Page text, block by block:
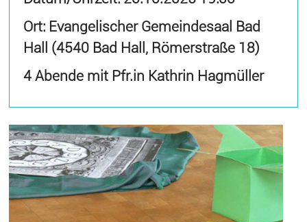
Ort: Evangelischer Gemeindesaal Bad
Hall (4540 Bad Hall, Römerstraße 18)
4 Abende mit Pfr.in Kathrin Hagmüller